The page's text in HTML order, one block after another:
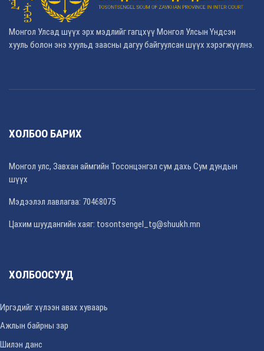
Монгол Улсад шүүх эрх мэдлийг гагцхүү Монгол Улсын Үндсэн
хууль болон энэ хуульд заасны дагуу байгуулсан шүүх хэрэгжүүлнэ.
ХОЛБОО БАРИХ
Монгол улс, Завхан аймгийн Тосонцэнгэл сум дахь Сум дундын
шүүх
Мэдээлэл лавлагаа: 70468075
Цахим шуудангийн хаяг: tosontsengel_tg@shuukh.mn
ХОЛБООСУУД
Иргэдийг хүлээн авах хуваарь
Ажлын байрны зар
Шилэн данс